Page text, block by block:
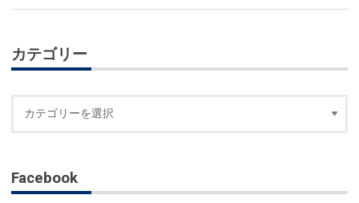
カテゴリー
Facebook